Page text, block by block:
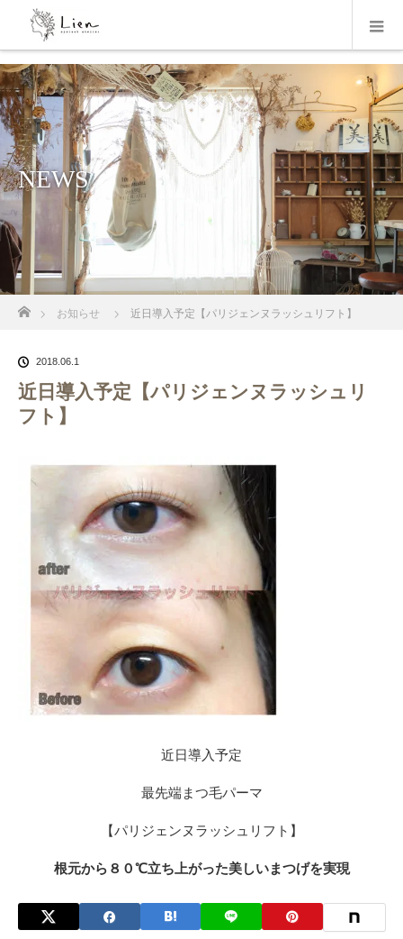
NEWS
ホーム
お知らせ 近日導入予定【パリジェンヌラッシュリフト】
2018.06.1
近日導入予定【パリジェンヌラッシュリ
フト】
近日導入予定
最先端まつ毛パーマ
【パリジェンヌラッシュリフト】
根元から ８０℃立ち上がった美しいまつげを実現